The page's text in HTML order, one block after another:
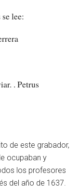
lee:
. Petrus
de este grabador,
ocupaban y
los profesores
del año de 1637.